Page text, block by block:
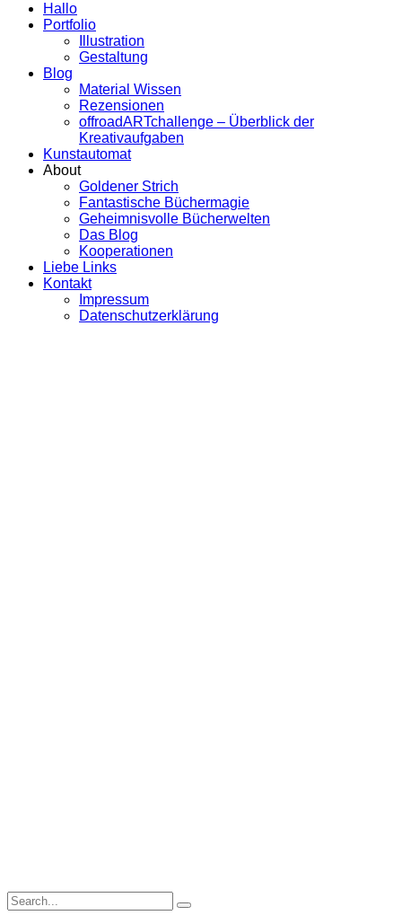
Hallo
Portfolio
Illustration
Gestaltung
Blog
Material Wissen
Rezensionen
offroadARTchallenge – Überblick der
Kreativaufgaben
Kunstautomat
About
Goldener Strich
Fantastische Büchermagie
Geheimnisvolle Bücherwelten
Das Blog
Kooperationen
Liebe Links
Kontakt
Impressum
Datenschutzerklärung